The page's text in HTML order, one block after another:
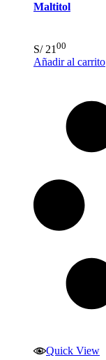
Maltitol
S/21 00
Añadir al carrito
Quick View